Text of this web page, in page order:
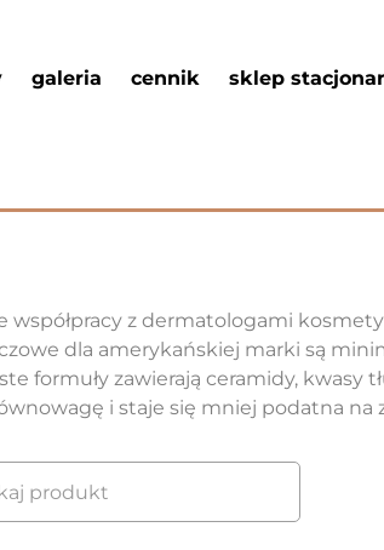
galeria cennik sklep
współpracy z dermatologami
dla amerykańskiej marki są
formuły zawierają ceramidy, kwasy
i staje się mniej podatna na